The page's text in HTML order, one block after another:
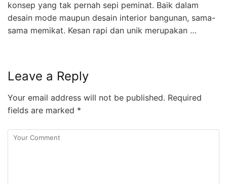
konsep yang tak pernah sepi peminat. Baik dalam
desain mode maupun desain interior bangunan, sama-
sama memikat. Kesan rapi dan unik merupakan …
Leave a Reply
Your email address will not be published. Required
fields are marked *